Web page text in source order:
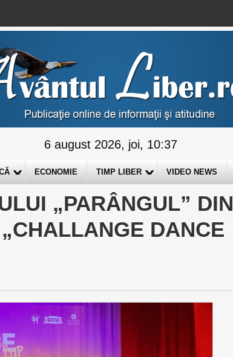
6 august 2026, joi, 10:37
ECONOMIE TIMP LIBER VIDEO NEWS
„PARÂNGUL” DIN
DANCE